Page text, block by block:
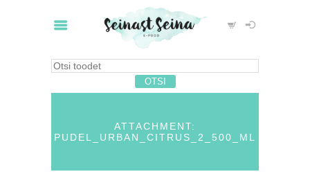
ATTACHMENT:
PUDEL_URBAN_CITRUS_2_500_ML